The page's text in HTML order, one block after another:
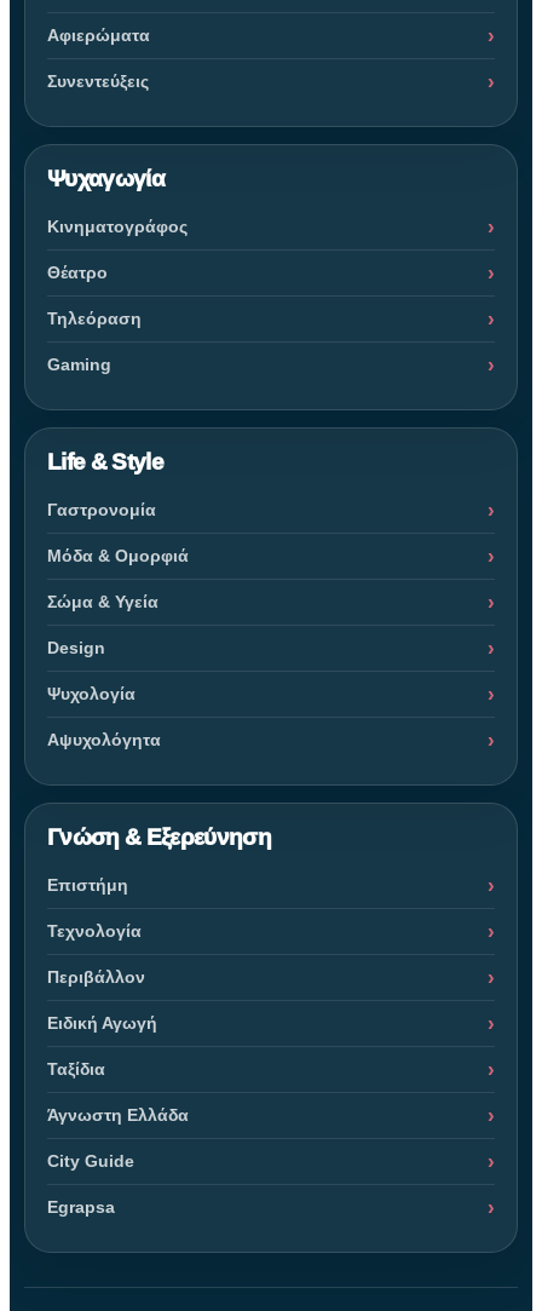
Αφιερώματα
Συνεντεύξεις
Ψυχαγωγία
Κινηματογράφος
Θέατρο
Τηλεόραση
Gaming
Life & Style
Γαστρονομία
Μόδα & Ομορφιά
Σώμα & Υγεία
Design
Ψυχολογία
Αψυχολόγητα
Γνώση & Εξερεύνηση
Επιστήμη
Τεχνολογία
Περιβάλλον
Ειδική Αγωγή
Ταξίδια
Άγνωστη Ελλάδα
City Guide
Egrapsa